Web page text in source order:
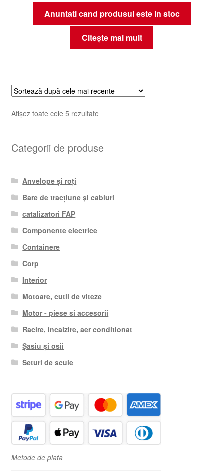
Anuntati cand produsul este in stoc
Citește mai mult
Afișez toate cele 5 rezultateSortat
mai
Categorii de produse
Anvelope și roți
Bare de tracțiune și cabluri
catalizatori FAP
Componente electrice
Containere
Corp
Interior
Motoare, cutii de viteze
Motor - piese si accesorii
Racire, incalzire, aer conditionat
Șasiu și osii
Seturi de scule
Metode de plata